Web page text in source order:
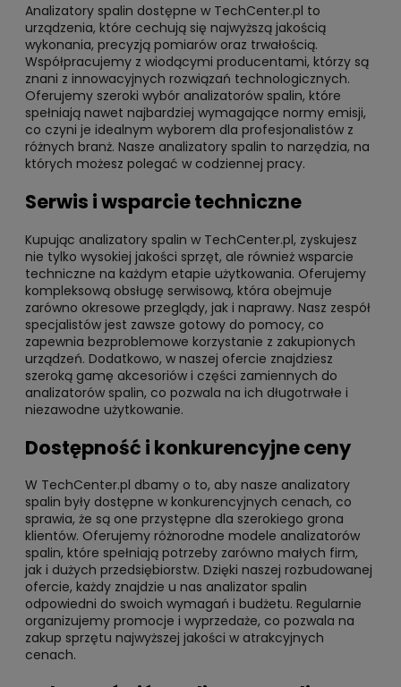
Analizatory spalin dostępne w TechCenter.pl to
urządzenia, które cechują się najwyższą jakością
wykonania, precyzją pomiarów oraz trwałością.
Współpracujemy z wiodącymi producentami, którzy są
znani z innowacyjnych rozwiązań technologicznych.
Oferujemy szeroki wybór analizatorów spalin, które
spełniają nawet najbardziej wymagające normy emisji,
co czyni je idealnym wyborem dla profesjonalistów z
różnych branż. Nasze analizatory spalin to narzędzia, na
których możesz polegać w codziennej pracy.
Serwis i wsparcie techniczne
Kupując analizatory spalin w TechCenter.pl, zyskujesz
nie tylko wysokiej jakości sprzęt, ale również wsparcie
techniczne na każdym etapie użytkowania. Oferujemy
kompleksową obsługę serwisową, która obejmuje
zarówno okresowe przeglądy, jak i naprawy. Nasz zespół
specjalistów jest zawsze gotowy do pomocy, co
zapewnia bezproblemowe korzystanie z zakupionych
urządzeń. Dodatkowo, w naszej ofercie znajdziesz
szeroką gamę akcesoriów i części zamiennych do
analizatorów spalin, co pozwala na ich długotrwałe i
niezawodne użytkowanie.
Dostępność i konkurencyjne ceny
W TechCenter.pl dbamy o to, aby nasze analizatory
spalin były dostępne w konkurencyjnych cenach, co
sprawia, że są one przystępne dla szerokiego grona
klientów. Oferujemy różnorodne modele analizatorów
spalin, które spełniają potrzeby zarówno małych firm,
jak i dużych przedsiębiorstw. Dzięki naszej rozbudowanej
ofercie, każdy znajdzie u nas analizator spalin
odpowiedni do swoich wymagań i budżetu. Regularnie
organizujemy promocje i wyprzedaże, co pozwala na
zakup sprzętu najwyższej jakości w atrakcyjnych
cenach.